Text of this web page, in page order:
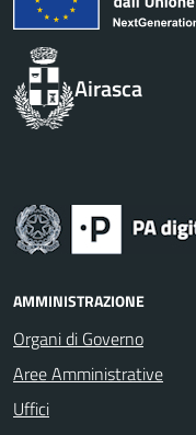
Airasca
AMMINISTRAZIONE
Organi di Governo
Aree Amministrative
Uffici